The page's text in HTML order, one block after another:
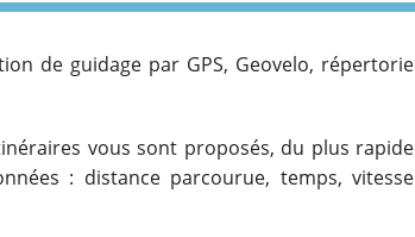
de guidage par GPS, Geovelo, répertorie
vous sont proposés, du plus rapide
: distance parcourue, temps, vitesse